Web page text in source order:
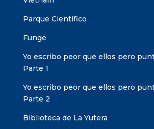
Parque Científico
Funge
Yo escribo peor que ellos pero
Parte 1
Yo escribo peor que ellos pero
Parte 2
Biblioteca de La Yutera